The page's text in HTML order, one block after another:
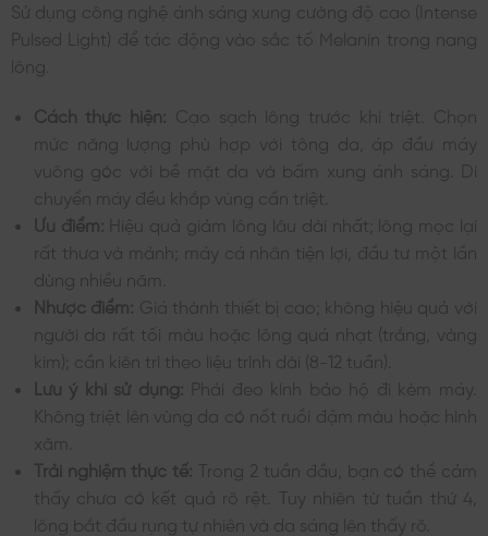
Sử dụng công nghệ ánh sáng xung cường độ cao (Intense
Pulsed Light) để tác động vào sắc tố Melanin trong nang
lông.
Cách thực hiện: Cạo sạch lông trước khi triệt. Chọn
mức năng lượng phù hợp với tông da, áp đầu máy
vuông góc với bề mặt da và bấm xung ánh sáng. Di
chuyển máy đều khắp vùng cần triệt.
Ưu điểm: Hiệu quả giảm lông lâu dài nhất; lông mọc lại
rất thưa và mảnh; máy cá nhân tiện lợi, đầu tư một lần
dùng nhiều năm.
Nhược điểm: Giá thành thiết bị cao; không hiệu quả với
người da rất tối màu hoặc lông quá nhạt (trắng, vàng
kim); cần kiên trì theo liệu trình dài (8-12 tuần).
Lưu ý khi sử dụng: Phải đeo kính bảo hộ đi kèm máy.
Không triệt lên vùng da có nốt ruồi đậm màu hoặc hình
xăm.
Trải nghiệm thực tế: Trong 2 tuần đầu, bạn có thể cảm
thấy chưa có kết quả rõ rệt. Tuy nhiên từ tuần thứ 4,
lông bắt đầu rụng tự nhiên và da sáng lên thấy rõ.